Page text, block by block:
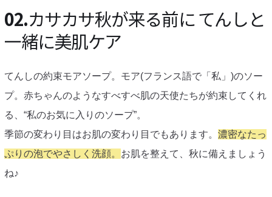
02.カサカサ秋が来る前に てんしと
一緒に美肌ケア
てんしの約束モアソープ。モア(フランス語で「私」)のソー
プ。赤ちゃんのようなすべすべ肌の天使たちが約束してくれ
る、“私のお気に入りのソープ”。
季節の変わり目はお肌の変わり目でもあります。 濃密なたっ
ぷりの泡でやさしく洗顔。 お肌を整えて、秋に備えましょう
ね♪